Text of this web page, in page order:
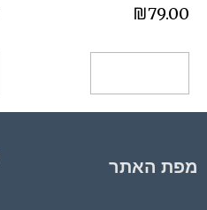
₪79.00
מפת האתר